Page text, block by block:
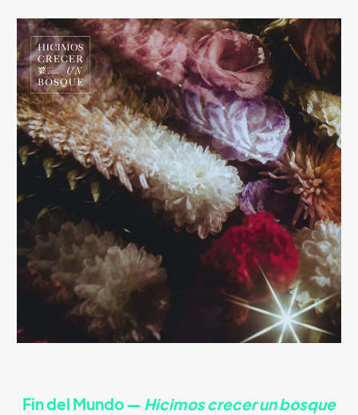
Fin del Mundo— Hicimos crecer un bosque